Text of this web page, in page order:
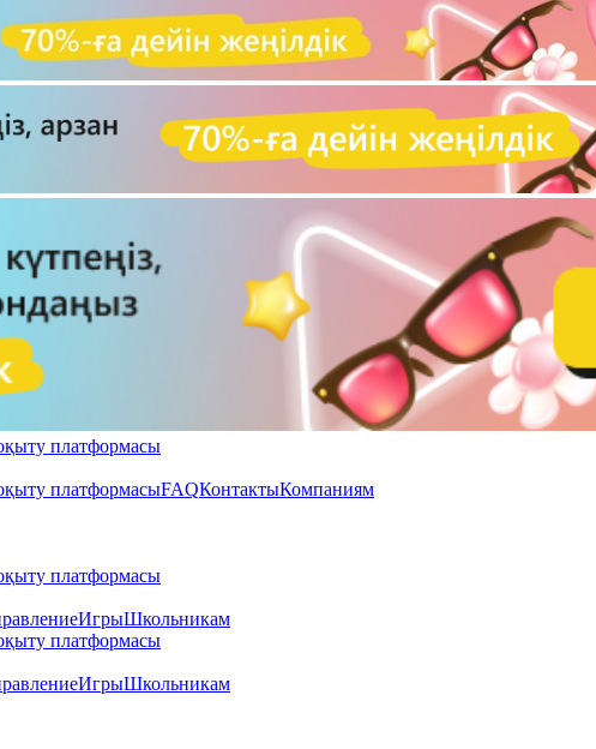
FAQКонтактыКомпаниям
ИгрыШкольникам
ИгрыШкольникам